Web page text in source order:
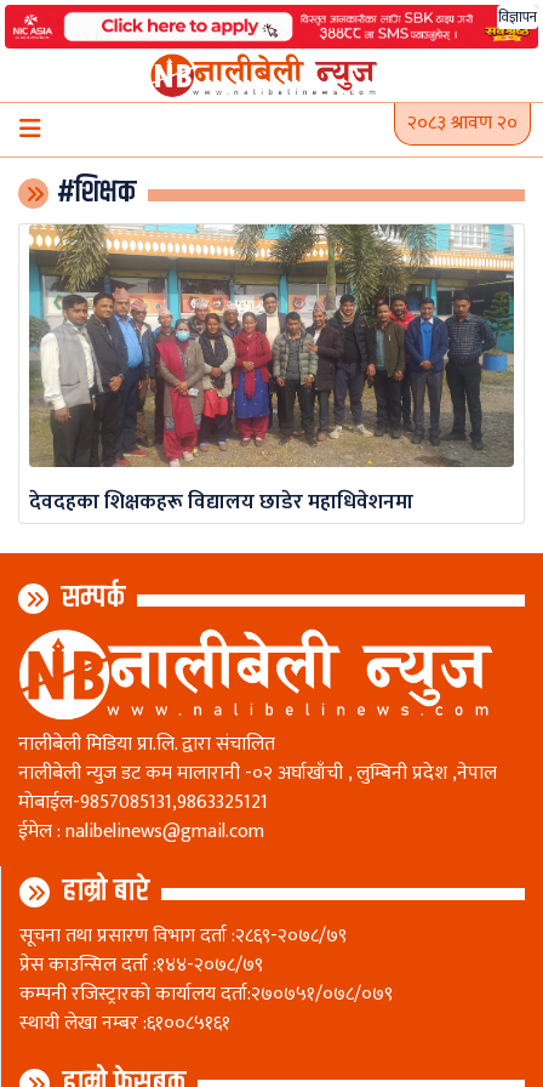
Skip
to
विज्ञापन
२०८३ श्रावण २०
#शिक्षक
देवदहका शिक्षकहरू विद्यालय छाडेर महाधिवेशनमा
सम्पर्क
नालीबेली मिडिया प्रा.लि. द्वारा संचालित
नालीबेली न्युज डट कम मालारानी -०२ अर्घाखाँची , लुम्बिनी प्रदेश ,नेपाल
माेबाईल-9857085131,9863325121
ईमेल :nalibelinews@gmail.com
हाम्रो बारे
सूचना तथा प्रसारण विभाग दर्ता :२८६९-२०७८/७९
प्रेस काउन्सिल दर्ता :१४४-२०७८/७९
कम्पनी रजिस्ट्रारकाे कार्यालय दर्ता:२७०७५१/०७८/०७९
स्थायी लेखा नम्बर :६१००८५१६१